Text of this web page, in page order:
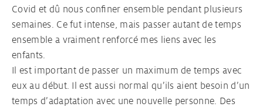
Covid et dû nous confiner ensemble pendant plusieurs
semaines. Ce fut intense, mais passer autant de temps
ensemble a vraiment renforcé mes liens avec les
enfants.
Il est important de passer un maximum de temps avec
eux au début. Il est aussi normal qu’ils aient besoin d’un
temps d’adaptation avec une nouvelle personne. Des